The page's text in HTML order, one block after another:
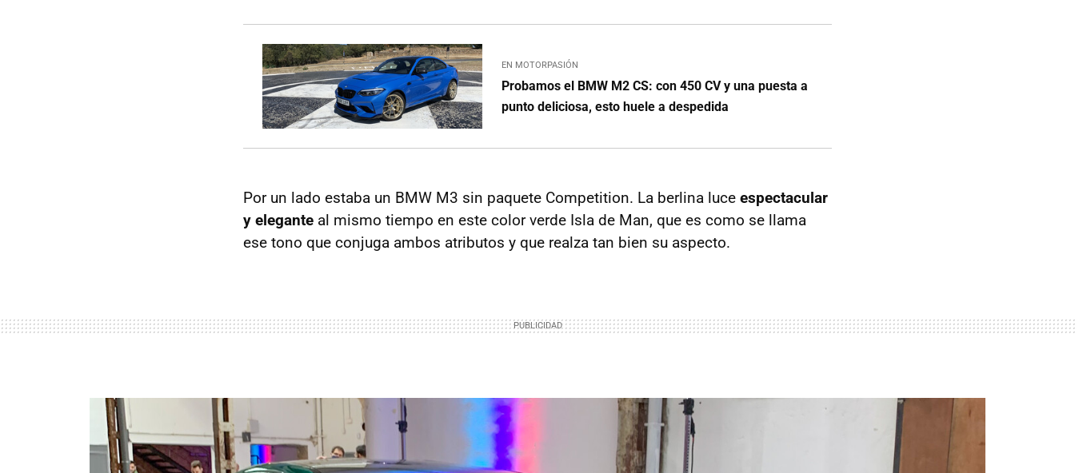
EN MOTORPASIÓN
Probamos el BMW M2 CS: con 450 CV y una puesta a
punto deliciosa, esto huele a despedida
Por un lado estaba un BMW M3 sin paquete Competition. La berlina luce espectacular
y elegante al mismo tiempo en este color verde Isla de Man, que es como se llama
ese tono que conjuga ambos atributos y que realza tan bien su aspecto.